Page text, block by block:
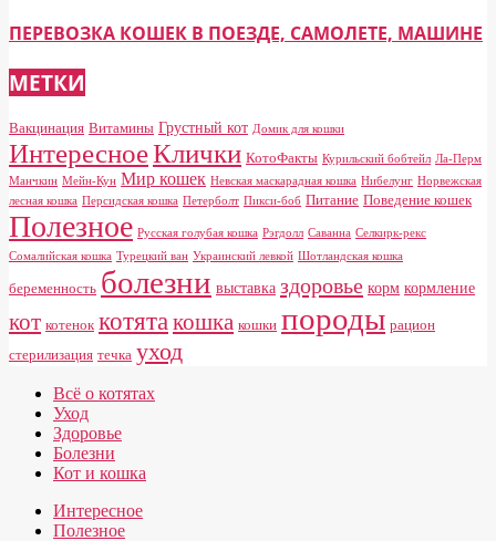
ПЕРЕВОЗКА КОШЕК В ПОЕЗДЕ, САМОЛЕТЕ, МАШИНЕ
МЕТКИ
Вакцинация Витамины Грустный кот Домик для кошки
ИнтересноеКлички КотоФакты Курильский бобтейл Ла-Перм
Манчкин Мейн-Кун Мир кошек Невская маскарадная кошка Нибелунг Норвежская
лесная кошка Персидская кошка Петерболт Пикси-боб Питание Поведение кошек
Полезное Русская голубая кошка Рэгдолл Саванна Селкирк-рекс
Сомалийская кошка Турецкий ван Украинский левкой Шотландская кошка
беременность болезни выставка здоровье корм кормление
кот котенок котята кошка кошки породы рацион
стерилизация течка уход
Всё о котятах
Уход
Здоровье
Болезни
Кот и кошка
Интересное
Полезное